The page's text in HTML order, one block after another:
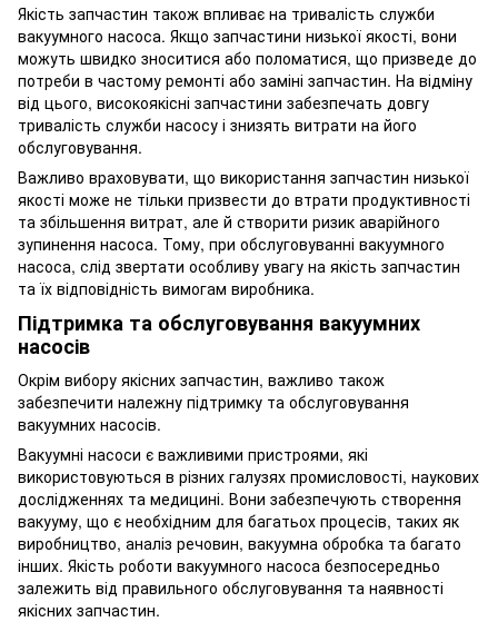
Якість запчастин також впливає на тривалість служби
вакуумного насоса. Якщо запчастини низької якості, вони
можуть швидко зноситися або поломатися, що призведе до
потреби в частому ремонті або заміні запчастин. На відміну
від цього, високоякісні запчастини забезпечать довгу
тривалість служби насосу і знизять витрати на його
обслуговування.
Важливо враховувати, що використання запчастин низької
якості може не тільки призвести до втрати продуктивності
та збільшення витрат, але й створити ризик аварійного
зупинення насоса. Тому, при обслуговуванні вакуумного
насоса, слід звертати особливу увагу на якість запчастин
та їх відповідність вимогам виробника.
Підтримка та обслуговування вакуумних
насосів
Окрім вибору якісних запчастин, важливо також
забезпечити належну підтримку та обслуговування
вакуумних насосів.
Вакуумні насоси є важливими пристроями, які
використовуються в різних галузях промисловості, наукових
дослідженнях та медицині. Вони забезпечують створення
вакууму, що є необхідним для багатьох процесів, таких як
виробництво, аналіз речовин, вакуумна обробка та багато
інших. Якість роботи вакуумного насоса безпосередньо
залежить від правильного обслуговування та наявності
якісних запчастин.